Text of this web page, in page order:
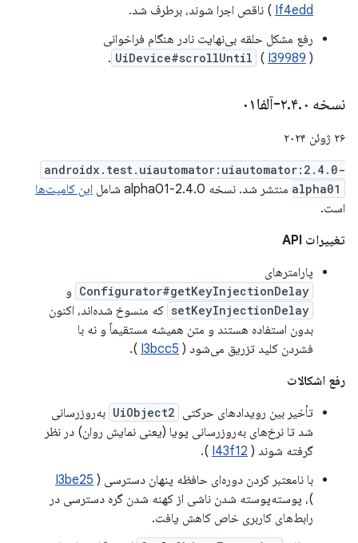
If4edd ) ناقص اجرا شوند، برطرف شد.
رفع مشکل حلقه بی‌نهایت نادر هنگام فراخوانی
UiDevice#scrollUntil ( I39989 ).
نسخه ۲ .۴.۰-آلفا۰۱
۲۶ ژوئن ۲۰۲۴
androidx.test.uiautomator:uiautomator:2.4.0-
alpha01 منتشر شد. نسخه 2.4.0-alpha01 شامل
این کامیت‌ها
است.
تغییرات API
پارامتر‌های
Configurator#getKeyInjectionDelay و
setKeyInjectionDelay که منسوخ شده‌اند، اکنون
بدون استفاده هستند و متن همیشه مستقیماً و نه با
فشردن کلید تزریق می‌شود ( I3bcc5
).
رفع اشکالات
تأخیر بین رویدادهای حرکتی UiObject2 به‌روزرسانی
شد تا نرخ‌های به‌روزرسانی پویا (یعنی نمایش روان) در نظر
گرفته شوند ( I43f12
).
با نامعتبر کردن دوره‌ای حافظه پنهان دسترسی ( I3be25
)، پوسته‌پوسته شدن ناشی از کهنه شدن گره دسترسی در
رابط‌های کاربری خاص کاهش یافت.